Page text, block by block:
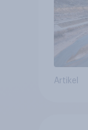
Artikel